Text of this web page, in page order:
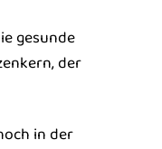
gesunde
der
in der